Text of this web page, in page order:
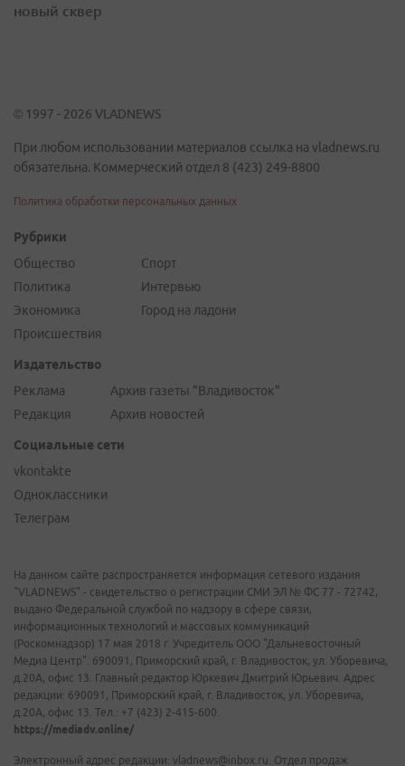
новый сквер
© 1997 - 2026 VLADNEWS
При любом использовании материалов ссылка на vladnews.ru
обязательна. Коммерческий отдел 8 (423) 249-8800
Политика обработки персональных данных
Рубрики
Общество
Политика
Экономика
Происшествия
Спорт
Интервью
Город на ладони
Издательство
Реклама
Редакция
Архив газеты "Владивосток"
Архив новостей
Социальные сети
vkontakte
Одноклассники
Телеграм
На данном сайте распространяется информация сетевого издания
"VLADNEWS" - свидетельство о регистрации СМИ ЭЛ № ФС 77 - 72742,
выдано Федеральной службой по надзору в сфере связи,
информационных технологий и массовых коммуникаций
(Роскомнадзор) 17 мая 2018 г. Учредитель ООО "Дальневосточный
Медиа Центр". 690091, Приморский край, г. Владивосток, ул. Уборевича,
д.20А, офис 13. Главный редактор Юркевич Дмитрий Юрьевич. Адрес
редакции: 690091, Приморский край, г. Владивосток, ул. Уборевича,
д.20А, офис 13. Тел.: +7 (423) 2-415-600.
https://mediadv.online/
Электронный адрес редакции: vladnews@inbox.ru. Отдел продаж